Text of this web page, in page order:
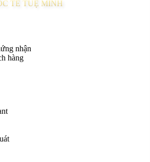
TẾ TUỆ MINH
nhận
hàng